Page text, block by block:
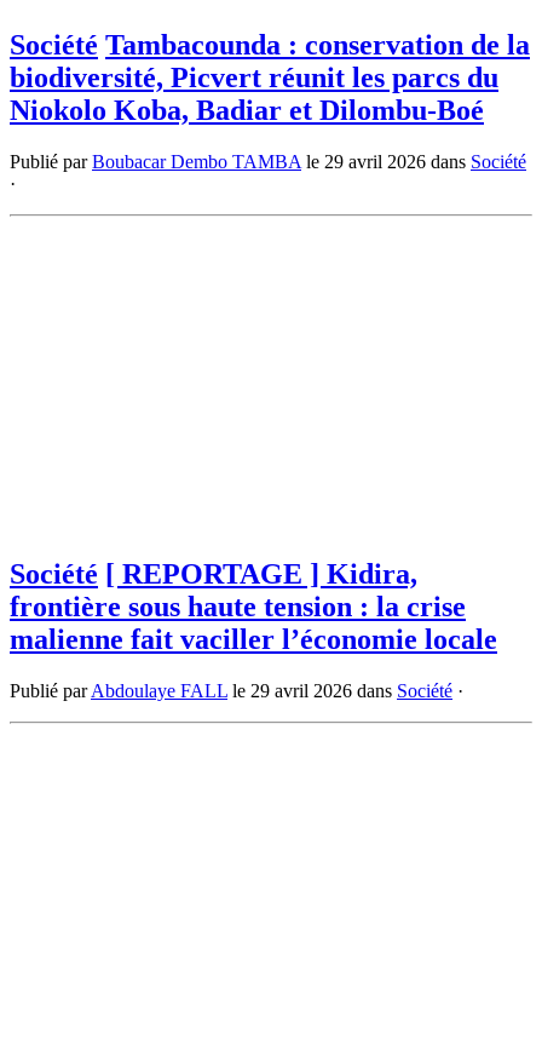
Société Tambacounda : conservation de la
biodiversité, Picvert réunit les parcs du
Niokolo Koba, Badiar et Dilombu-Boé
Publié parBoubacar Dembo TAMBA le 29 avril 2026 dans Société
·
Société [ REPORTAGE ] Kidira,
frontière sous haute tension : la crise
malienne fait vaciller l’économie locale
Publié parAbdoulaye FALL le 29 avril 2026 dans Société ·